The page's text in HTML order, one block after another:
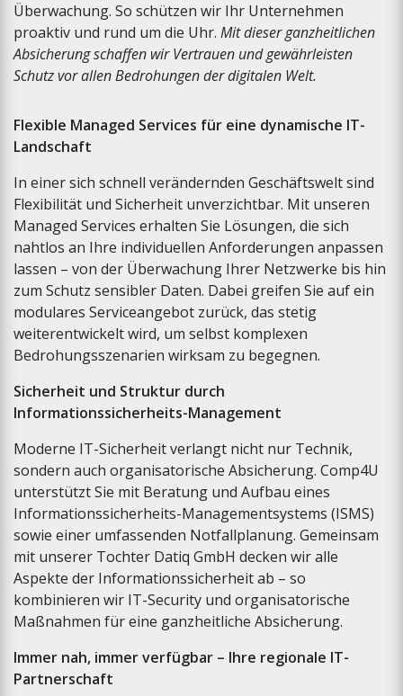
Überwachung. So schützen wir Ihr Unternehmen
proaktiv und rund um die Uhr. Mit dieser ganzheitlichen
Absicherung schaffen wir Vertrauen und gewährleisten
Schutz vor allen Bedrohungen der digitalen Welt.
Flexible Managed Services für eine dynamische IT-
Landschaft
In einer sich schnell verändernden Geschäftswelt sind
Flexibilität und Sicherheit unverzichtbar. Mit unseren
Managed Services erhalten Sie Lösungen, die sich
nahtlos an Ihre individuellen Anforderungen anpassen
lassen – von der Überwachung Ihrer Netzwerke bis hin
zum Schutz sensibler Daten. Dabei greifen Sie auf ein
modulares Serviceangebot zurück, das stetig
weiterentwickelt wird, um selbst komplexen
Bedrohungsszenarien wirksam zu begegnen.
Sicherheit und Struktur durch
Informationssicherheits-Management
Moderne IT-Sicherheit verlangt nicht nur Technik,
sondern auch organisatorische Absicherung. Comp4U
unterstützt Sie mit Beratung und Aufbau eines
Informationssicherheits-Managementsystems (ISMS)
sowie einer umfassenden Notfallplanung. Gemeinsam
mit unserer Tochter Datiq GmbH decken wir alle
Aspekte der Informationssicherheit ab – so
kombinieren wir IT-Security und organisatorische
Maßnahmen für eine ganzheitliche Absicherung.
Immer nah, immer verfügbar – Ihre regionale IT-
Partnerschaft